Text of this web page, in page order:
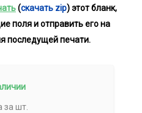
(скачать zip) этот бланк,
поля и отправить его на
последущей печати.
за шт.